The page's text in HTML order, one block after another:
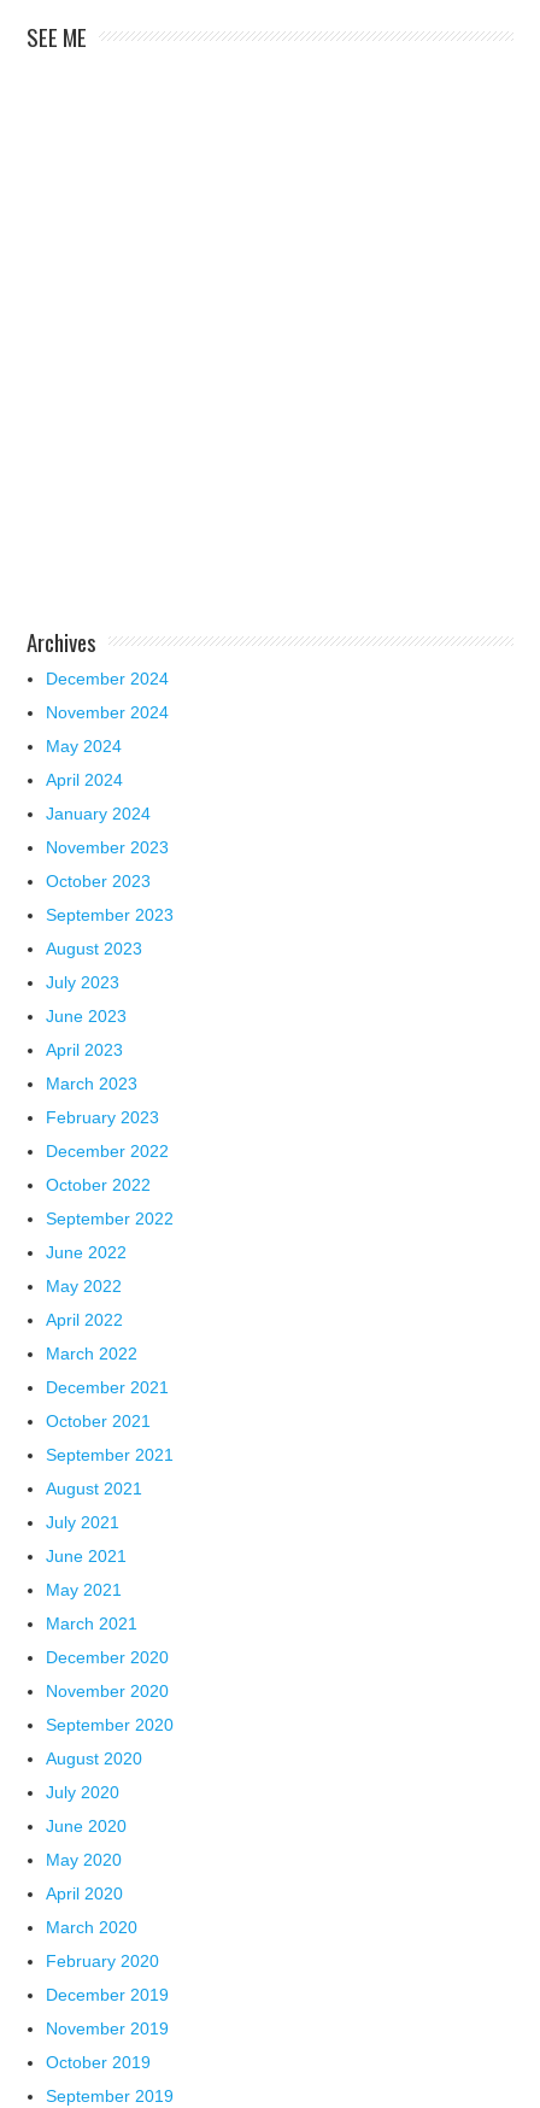
SEE ME
Archives
December 2024
November 2024
May 2024
April 2024
January 2024
November 2023
October 2023
September 2023
August 2023
July 2023
June 2023
April 2023
March 2023
February 2023
December 2022
October 2022
September 2022
June 2022
May 2022
April 2022
March 2022
December 2021
October 2021
September 2021
August 2021
July 2021
June 2021
May 2021
March 2021
December 2020
November 2020
September 2020
August 2020
July 2020
June 2020
May 2020
April 2020
March 2020
February 2020
December 2019
November 2019
October 2019
September 2019